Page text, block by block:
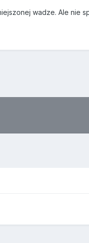
wadze. Ale nie